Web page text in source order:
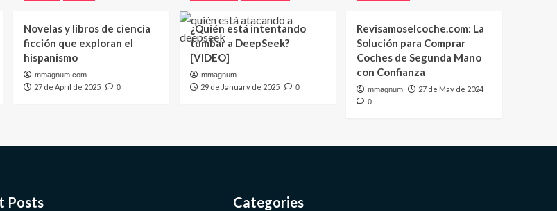
Novelas y libros de ciencia
ficción que exploran el
hispanismo
mmagnum.com
27 de April de 2025 0
¿Quién está intentando
tumbar a DeepSeek?
[VIDEO]
mmagnum
29 de January de 2025 0
Revisamoselcoche.com: La
Solución para Comprar
Coches de Segunda Mano
con Confianza
mmagnum 27 de May de 2024
0
Posts Categories